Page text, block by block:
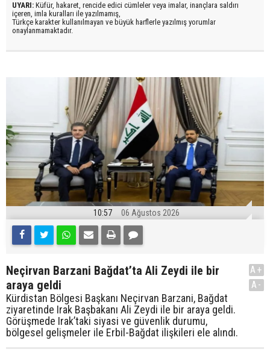
UYARI: Küfür, hakaret, rencide edici cümleler veya imalar, inançlara saldırı
içeren, imla kuralları ile yazılmamış,
Türkçe karakter kullanılmayan ve büyük harflerle yazılmış yorumlar
onaylanmamaktadır.
10:57 06 Ağustos 2026
Neçirvan Barzani Bağdat’ta Ali Zeydi ile bir
araya geldi
Kürdistan Bölgesi Başkanı Neçirvan Barzani, Bağdat
ziyaretinde Irak Başbakanı Ali Zeydi ile bir araya geldi.
Görüşmede Irak’taki siyasi ve güvenlik durumu,
bölgesel gelişmeler ile Erbil-Bağdat ilişkileri ele alındı.
A+
A-